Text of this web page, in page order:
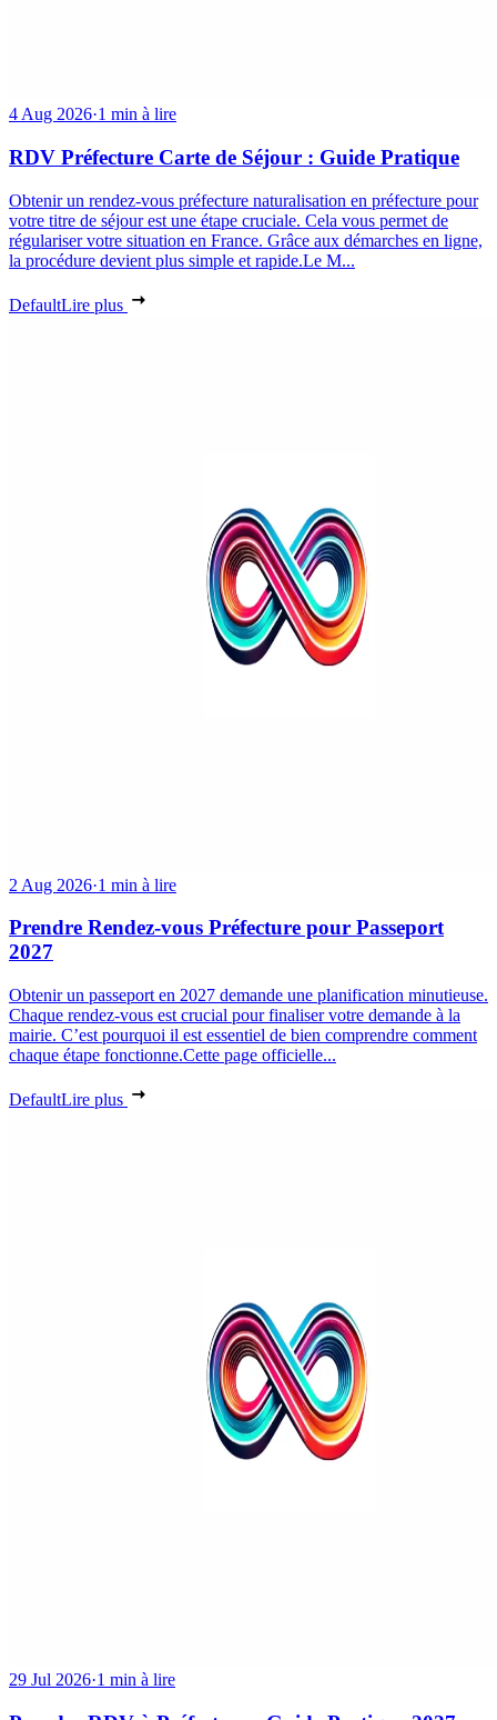
4 Aug 2026·1 min à lire
RDV Préfecture Carte de Séjour : Guide Pratique
Obtenir un rendez-vous préfecture naturalisation en préfecture pour
votre titre de séjour est une étape cruciale. Cela vous permet de
régulariser votre situation en France. Grâce aux démarches en ligne,
la procédure devient plus simple et rapide.Le M...
DefaultLire plus
2 Aug 2026·1 min à lire
Prendre Rendez-vous Préfecture pour Passeport
2027
Obtenir un passeport en 2027 demande une planification minutieuse.
Chaque rendez-vous est crucial pour finaliser votre demande à la
mairie. C’est pourquoi il est essentiel de bien comprendre comment
chaque étape fonctionne.Cette page officielle...
DefaultLire plus
29 Jul 2026·1 min à lire